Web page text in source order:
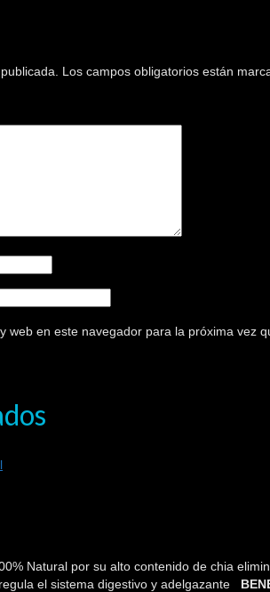
Los campos obligatorios están
web en este navegador para la próxima vez
Natural por su alto contenido de chia
el sistema digestivo y adelgazante